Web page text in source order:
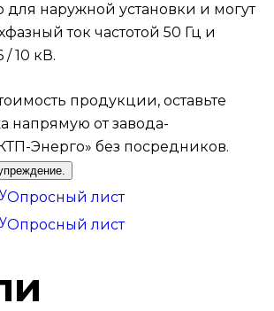
для наружной установки и могут
ток частотой 50 Гц и
10 кВ.
продукции, оставьте
напрямую от завода-
Энерго» без посредников.
Опросный лист
Опросный лист